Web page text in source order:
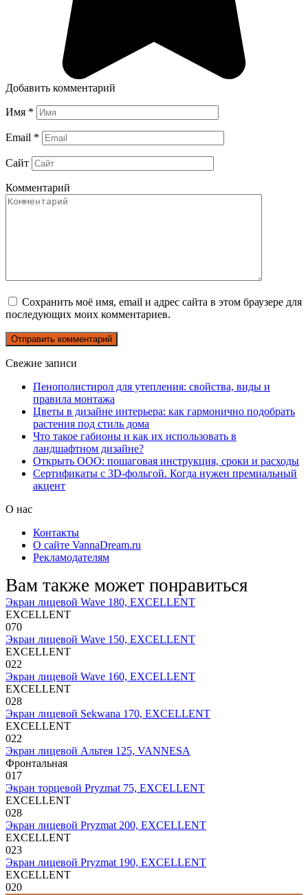
Добавить комментарий
Имя *
Email *
Сайт
Комментарий
Сохранить моё имя, email и адрес сайта в этом браузере для
последующих моих комментариев.
Свежие записи
Пенополистирол для утепления: свойства, виды и
правила монтажа
Цветы в дизайне интерьера: как гармонично подобрать
растения под стиль дома
Что такое габионы и как их использовать в
ландшафтном дизайне?
Открыть ООО: пошаговая инструкция, сроки и расходы
Сертификаты с 3D-фольгой. Когда нужен премиальный
акцент
О нас
Контакты
О сайте VannaDream.ru
Рекламодателям
Вам также может понравиться
Экран лицевой Wave 180, EXCELLENT
EXCELLENT
070
Экран лицевой Wave 150, EXCELLENT
EXCELLENT
022
Экран лицевой Wave 160, EXCELLENT
EXCELLENT
028
Экран лицевой Sekwana 170, EXCELLENT
EXCELLENT
022
Экран лицевой Альтея 125, VANNESA
Фронтальная
017
Экран торцевой Pryzmat 75, EXCELLENT
EXCELLENT
028
Экран лицевой Pryzmat 200, EXCELLENT
EXCELLENT
023
Экран лицевой Pryzmat 190, EXCELLENT
EXCELLENT
020